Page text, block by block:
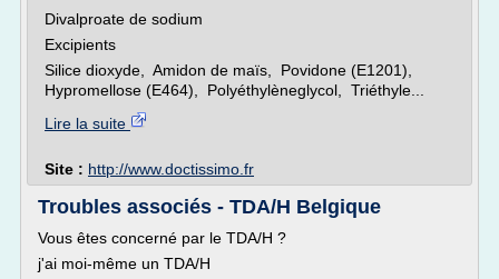
Divalproate de sodium
Excipients
Silice dioxyde, Amidon de maïs, Povidone (E1201),
Hypromellose (E464), Polyéthylèneglycol, Triéthyle...
Lire la suite
Site : http://www.doctissimo.fr
Troubles associés - TDA/H Belgique
Vous êtes concerné par le TDA/H ?
j'ai moi-même un TDA/H